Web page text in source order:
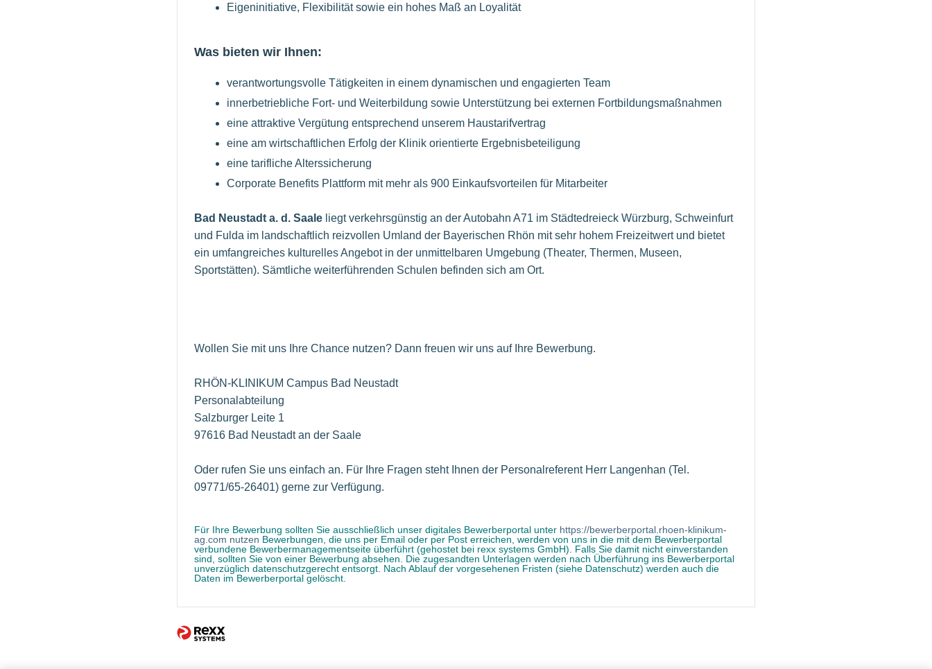
Eigeninitiative, Flexibilität sowie ein hohes Maß an Loyalität
Was bieten wir Ihnen:
verantwortungsvolle Tätigkeiten in einem dynamischen und engagierten Team
innerbetriebliche Fort- und Weiterbildung sowie Unterstützung bei externen Fortbildungsmaßnahmen
eine attraktive Vergütung entsprechend unserem Haustarifvertrag
eine am wirtschaftlichen Erfolg der Klinik orientierte Ergebnisbeteiligung
eine tarifliche Alterssicherung
Corporate Benefits Plattform mit mehr als 900 Einkaufsvorteilen für Mitarbeiter
Bad Neustadt a. d. Saale liegt verkehrsgünstig an der Autobahn A71 im Städtedreieck Würzburg, Schweinfurt
und Fulda im landschaftlich reizvollen Umland der Bayerischen Rhön mit sehr hohem Freizeitwert und bietet
ein umfangreiches kulturelles Angebot in der unmittelbaren Umgebung (Theater, Thermen, Museen,
Sportstätten). Sämtliche weiterführenden Schulen befinden sich am Ort.
Wollen Sie mit uns Ihre Chance nutzen? Dann freuen wir uns auf Ihre Bewerbung.
RHÖN-KLINIKUM Campus Bad Neustadt
Personalabteilung
Salzburger Leite 1
97616 Bad Neustadt an der Saale
Oder rufen Sie uns einfach an. Für Ihre Fragen steht Ihnen der Personalreferent Herr Langenhan (Tel.
09771/65-26401) gerne zur Verfügung.
Für Ihre Bewerbung sollten Sie ausschließlich unser digitales Bewerberportal unter https://bewerberportal.rhoen-klinikum-
ag.com nutzen Bewerbungen, die uns per Email oder per Post erreichen, werden von uns in die mit dem Bewerberportal
verbundene Bewerbermanagementseite überführt (gehostet bei rexx systems GmbH). Falls Sie damit nicht einverstanden
sind, sollten Sie von einer Bewerbung absehen. Die zugesandten Unterlagen werden nach Überführung ins Bewerberportal
unverzüglich datenschutzgerecht entsorgt. Nach Ablauf der vorgesehenen Fristen (siehe Datenschutz) werden auch die
Daten im Bewerberportal gelöscht.